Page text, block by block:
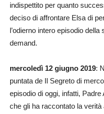
indispettito per quanto
deciso di affrontare Elsa di
l’odierno intero episodio
demand.
mercoledì 12 giugno 2019:
puntata de Il Segreto di
episodio di oggi, infatti,
che gli ha raccontato la verità